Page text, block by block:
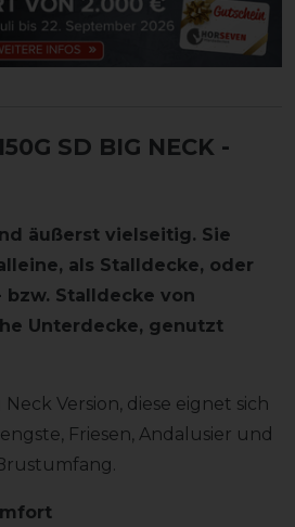
SD BIG NECK -
äußerst vielseitig. Sie
als Stalldecke, oder
Stalldecke von
Unterdecke, genutzt
Version, diese eignet sich
Friesen, Andalusier und